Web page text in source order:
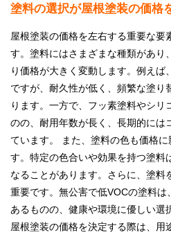
塗料の選択が屋根塗装の価格
屋根塗装の価格を左右する重要な要
す。塗料にはさまざまな種類があり
り価格が大きく変動します。例えば
ですが、耐久性が低く、頻繁な塗り
ります。一方で、フッ素塗料やシリ
のの、耐用年数が長く、長期的には
ています。 また、塗料の色も価格
す。特定の色合いや効果を持つ塗料
なることがあります。さらに、塗料
重要です。無公害で低VOCの塗料
あるものの、健康や環境に優しい選
屋根塗装の価格を決定する際は、用